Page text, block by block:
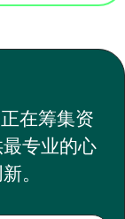
在筹集资
专业的心
。